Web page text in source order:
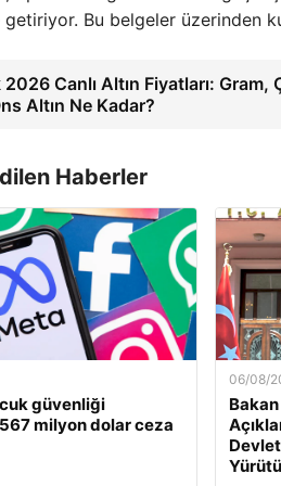
getiriyor. Bu belgeler üzerinden
Canlı Altın Fiyatları: Gram,
Altın Ne Kadar?
Haberler
güvenliği
milyon dolar ceza
06/08/